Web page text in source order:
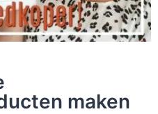
maken